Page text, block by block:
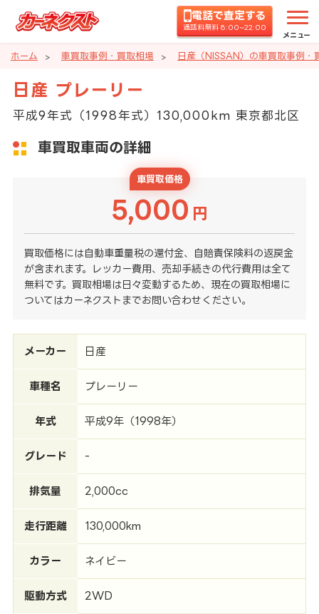
電話で査定する
通話料無料 8:00~22:00
メニュー
ホーム 車買取事例・買取相場 日産（NISSAN）の車買取事例・
日産 プレーリー
平成9年式（1998年式）130,000km 東京都北区
車買取車両の詳細
車買取価格
5,000 円
買取価格には自動車重量税の還付金、自賠責保険料の返戻金
が含まれます。レッカー費用、売却手続きの代行費用は全て
無料です。買取相場は日々変動するため、現在の買取相場に
ついてはカーネクストまでお問い合わせください。
メーカー 日産
車種名 プレーリー
年式 平成9年（1998年）
グレード -
排気量 2,000cc
走行距離 130,000km
カラー ネイビー
駆動方式 2WD